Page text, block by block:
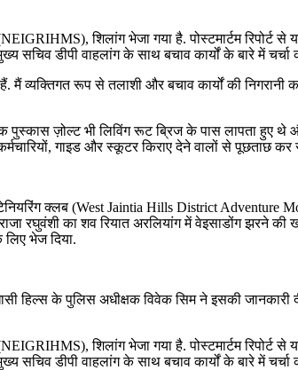
(NEIGRIHMS), शिलांग भेजा गया है. पोस्टमार्टम
डीपी वाहलांग के साथ बचाव कार्यों के बारे में चर्चा
व्यक्तिगत रूप से तलाशी और बचाव कार्यों की
ज़ोल्ट भी लिविंग रूट ब्रिज के पास लापता हुए थे
गाइड और स्कूटर किराए देने वालों से पूछताछ
क्लब (West Jaintia Hills District Adventure
रघुवंशी का शव रियात अरलियांग में वेइसाडोंग झरने
भेज दिया.
हिल्स के पुलिस अधीक्षक विवेक सिम ने इसकी
(NEIGRIHMS), शिलांग भेजा गया है. पोस्टमार्टम
डीपी वाहलांग के साथ बचाव कार्यों के बारे में चर्चा